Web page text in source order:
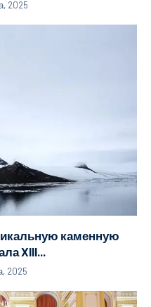
2025
каменную
XIII...
2025